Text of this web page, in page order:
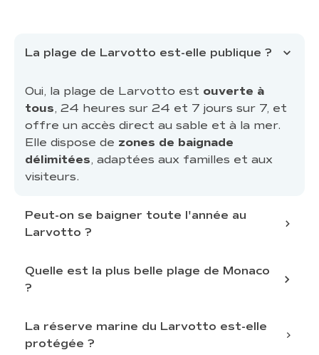
La plage de Larvotto est-elle publique ?
Oui, la plage de Larvotto est ouverte à
tous, 24 heures sur 24 et 7 jours sur 7, et
offre un accès direct au sable et à la mer.
Elle dispose de zones de baignade
délimitées, adaptées aux familles et aux
visiteurs.
Peut-on se baigner toute l'année au
Larvotto ?
accessible
et sûre
Quelle est la plus belle plage de Monaco
?
La réserve marine du Larvotto est-elle
protégée ?